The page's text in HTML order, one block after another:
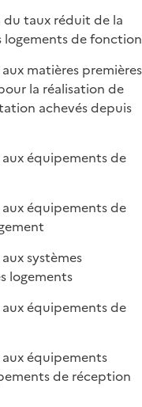
taux réduit de la
logements de fonction
matières premières
la réalisation de
achevés depuis
équipements de
équipements de
systèmes
logements
équipements de
équipements
de réception